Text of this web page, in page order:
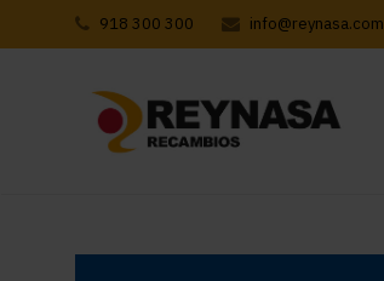
918 300 300 info@reynasa.com